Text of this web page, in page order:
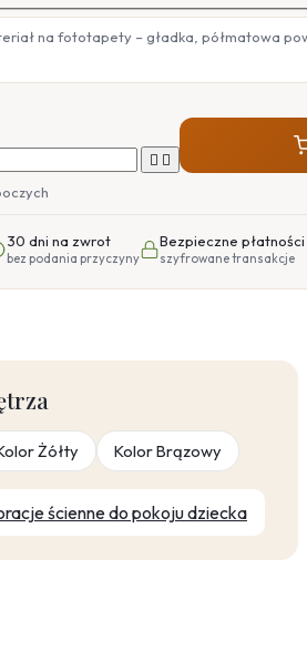
na fototapety – gładka, półmatowa
 
30 dni na zwrot
bez podania przyczyny
Bezpieczne płatności
szyfrowane transakcje
Żółty Kolor Brązowy
ścienne do pokoju dziecka